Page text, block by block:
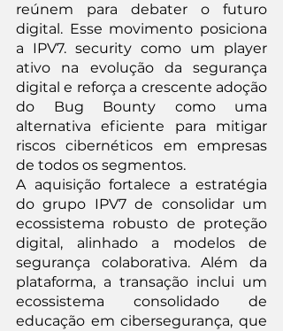
reúnem para debater o futuro
digital. Esse movimento posiciona
a IPV7. security como um player
ativo na evolução da segurança
digital e reforça a crescente adoção
do Bug Bounty como uma
alternativa eficiente para mitigar
riscos cibernéticos em empresas
de todos os segmentos.
A aquisição fortalece a estratégia
do grupo IPV7 de consolidar um
ecossistema robusto de proteção
digital, alinhado a modelos de
segurança colaborativa. Além da
plataforma, a transação inclui um
ecossistema consolidado de
educação em cibersegurança, que